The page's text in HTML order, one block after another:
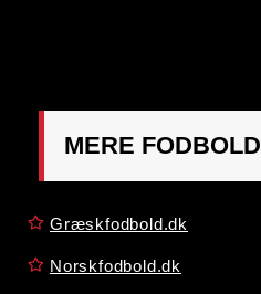
MERE FODBOLD
Græskfodbold.dk
Norskfodbold.dk